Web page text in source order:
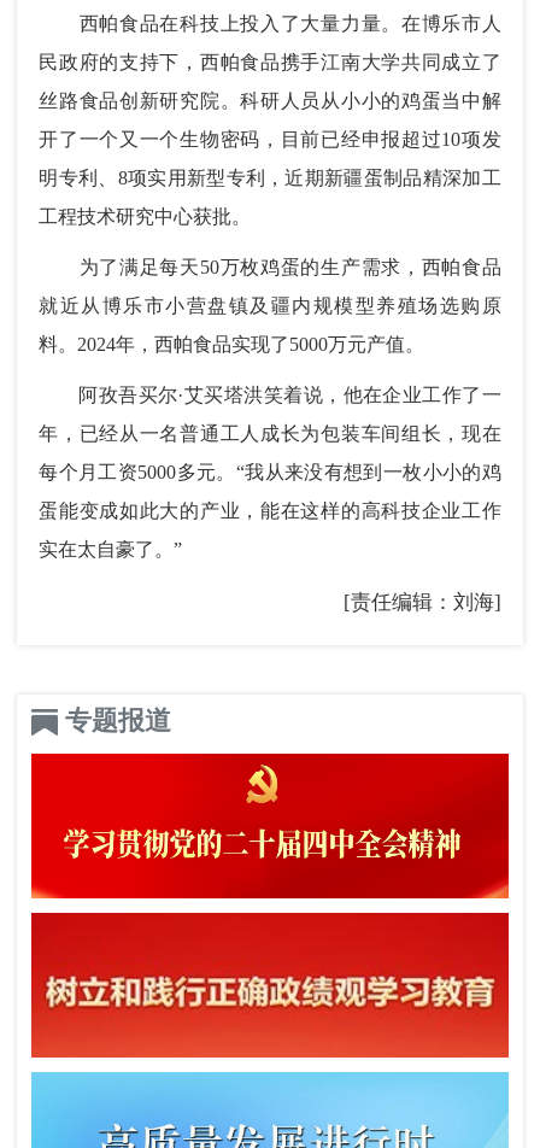
西帕食品在科技上投入了大量力量。在博乐市人
民政府的支持下，西帕食品携手江南大学共同成立了
丝路食品创新研究院。科研人员从小小的鸡蛋当中解
开了一个又一个生物密码，目前已经申报超过10项发
明专利、8项实用新型专利，近期新疆蛋制品精深加工
工程技术研究中心获批。
为了满足每天50万枚鸡蛋的生产需求，西帕食品
就近从博乐市小营盘镇及疆内规模型养殖场选购原
料。2024年，西帕食品实现了5000万元产值。
阿孜吾买尔·艾买塔洪笑着说，他在企业工作了一
年，已经从一名普通工人成长为包装车间组长，现在
每个月工资5000多元。“我从来没有想到一枚小小的鸡
蛋能变成如此大的产业，能在这样的高科技企业工作
实在太自豪了。”
[责任编辑：刘海]
专题报道